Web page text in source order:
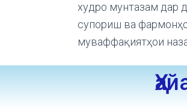
худро мунтазам дар
супориш ва
муваффақиятҳои